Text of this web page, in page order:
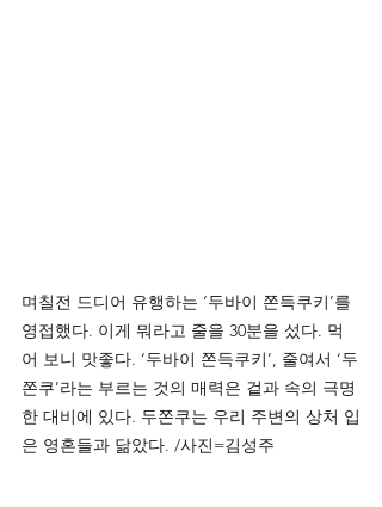
며칠전 드디어 유행하는 ‘두바이 쫀득쿠키’를
영접했다. 이게 뭐라고 줄을 30분을 섰다. 먹
어 보니 맛좋다. ‘두바이 쫀득쿠키’, 줄여서 ‘두
쫀쿠’라는 부르는 것의 매력은 겉과 속의 극명
한 대비에 있다. 두쫀쿠는 우리 주변의 상처 입
은 영혼들과 닮았다. /사진=김성주